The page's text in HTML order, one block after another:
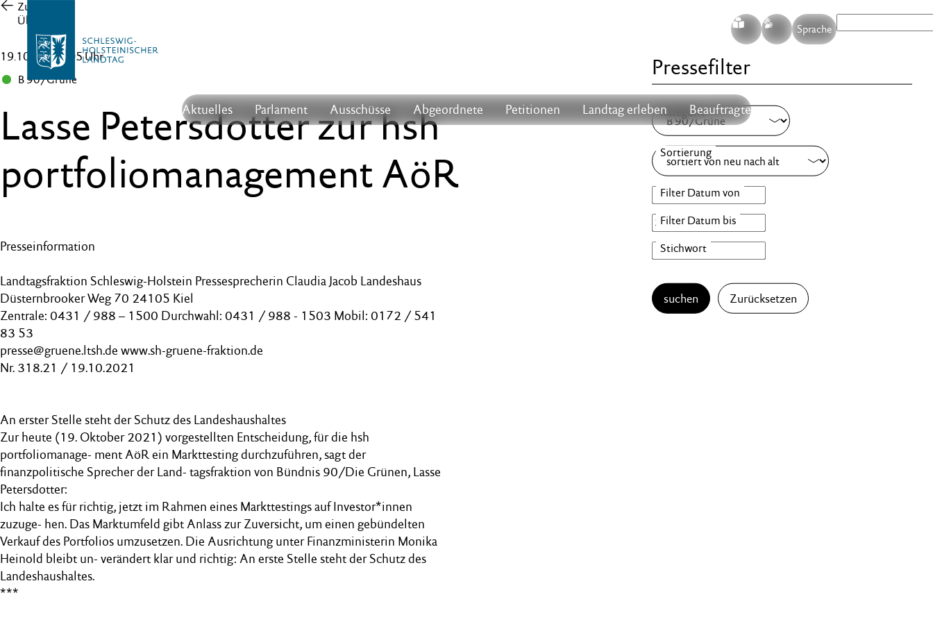
S G Sprache
Aktuelles Parlament Ausschüsse Abgeordnete Petitionen Landtag erleben Beauftragte
Zur
Übersicht
19.10.21 , 14:05 Uhr
B 90/Grüne
Lasse Petersdotter zur hsh
portfoliomanagement AöR
Presseinformation
Landtagsfraktion Schleswig-Holstein Pressesprecherin Claudia Jacob Landeshaus
Düsternbrooker Weg 70 24105 Kiel
Zentrale: 0431 / 988 – 1500 Durchwahl: 0431 / 988 - 1503 Mobil: 0172 / 541
83 53
presse@gruene.ltsh.de www.sh-gruene-fraktion.de
Nr. 318.21 / 19.10.2021
An erster Stelle steht der Schutz des Landeshaushaltes
Zur heute (19. Oktober 2021) vorgestellten Entscheidung, für die hsh
portfoliomanage- ment AöR ein Markttesting durchzuführen, sagt der
finanzpolitische Sprecher der Land- tagsfraktion von Bündnis 90/Die Grünen, Lasse
Petersdotter:
Ich halte es für richtig, jetzt im Rahmen eines Markttestings auf Investor*innen
zuzuge- hen. Das Marktumfeld gibt Anlass zur Zuversicht, um einen gebündelten
Verkauf des Portfolios umzusetzen. Die Ausrichtung unter Finanzministerin Monika
Heinold bleibt un- verändert klar und richtig: An erste Stelle steht der Schutz des
Landeshaushaltes.
***
Pressefilter
suchen Zurücksetzen